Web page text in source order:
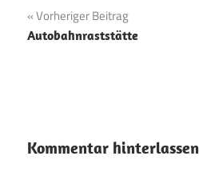
Beitragsnavigation
Vorheriger Beitrag
Autobahnraststätte
Kommentar hinterlassen